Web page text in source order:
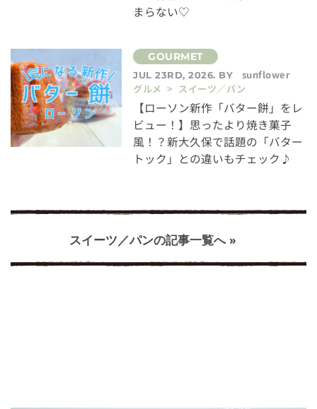
まらない♡
JUL 23RD, 2026. BY
sunflower
グルメ > スイーツ／パン
【ローソン新作「バター餅」をレ
ビュー！】思ったより焼き菓子
風！？新大久保で話題の「バター
トック」との違いもチェック♪
スイーツ／パンの記事一覧へ »